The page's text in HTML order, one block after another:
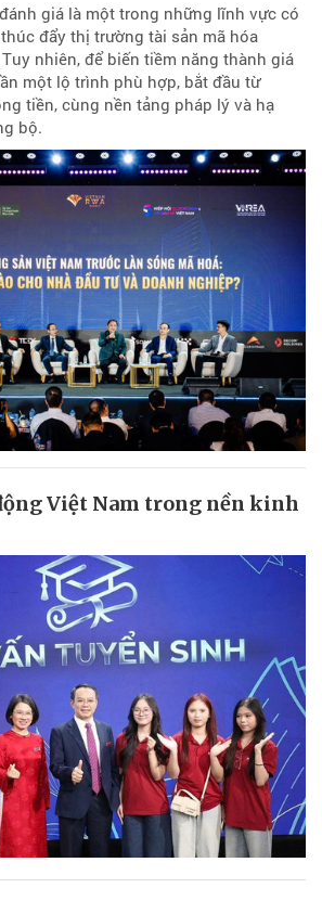
giá là một trong những lĩnh vực có
đẩy thị trường tài sản mã hóa
Tuy nhiên, để biến tiềm năng thành giá
một lộ trình phù hợp, bắt đầu từ
tiền, cùng nền tảng pháp lý và hạ
bộ.
Việt Nam trong nền kinh